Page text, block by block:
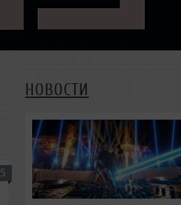
НОВОСТИ